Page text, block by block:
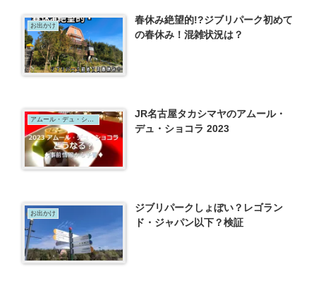
お出かけ
春休み絶望的!?ジブリパーク初めて
の春休み！混雑状況は？
JR名古屋タカシマヤのアムール・
デュ・ショコラ 2023
お出かけ
ジブリパークしょぼい？レゴラン
ド・ジャパン以下？検証